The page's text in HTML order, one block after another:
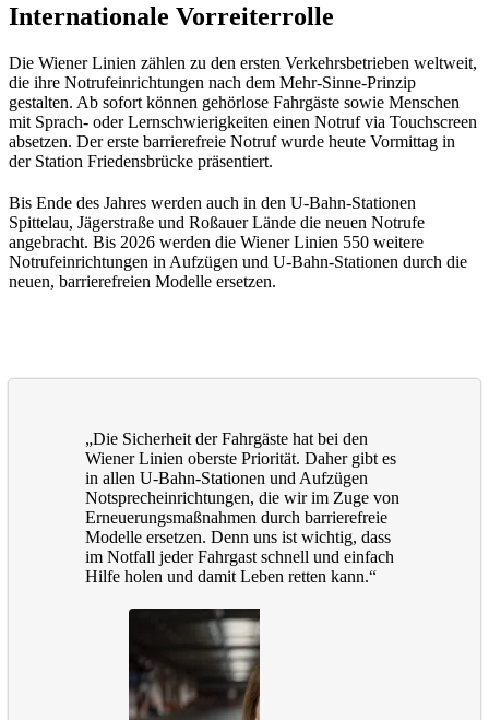
Internationale Vorreiterrolle
Die Wiener Linien zählen zu den ersten Verkehrsbetrieben weltweit,
die ihre Notrufeinrichtungen nach dem Mehr-Sinne-Prinzip
gestalten. Ab sofort können gehörlose Fahrgäste sowie Menschen
mit Sprach- oder Lernschwierigkeiten einen Notruf via Touchscreen
absetzen. Der erste barrierefreie Notruf wurde heute Vormittag in
der Station Friedensbrücke präsentiert.
Bis Ende des Jahres werden auch in den U-Bahn-Stationen
Spittelau, Jägerstraße und Roßauer Lände die neuen Notrufe
angebracht. Bis 2026 werden die Wiener Linien 550 weitere
Notrufeinrichtungen in Aufzügen und U-Bahn-Stationen durch die
neuen, barrierefreien Modelle ersetzen.
„Die Sicherheit der Fahrgäste hat bei den
Wiener Linien oberste Priorität. Daher gibt es
in allen U-Bahn-Stationen und Aufzügen
Notsprecheinrichtungen, die wir im Zuge von
Erneuerungsmaßnahmen durch barrierefreie
Modelle ersetzen. Denn uns ist wichtig, dass
im Notfall jeder Fahrgast schnell und einfach
Hilfe holen und damit Leben retten kann.“